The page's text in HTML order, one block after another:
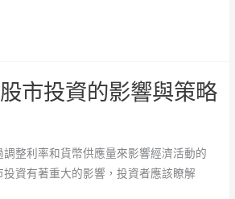
市投資的影響與策略
整利率和貨幣供應量來影響經濟活動的
資有著重大的影響，投資者應該瞭解